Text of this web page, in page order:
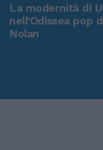
La modernità di
nell'Odissea pop
Nolan